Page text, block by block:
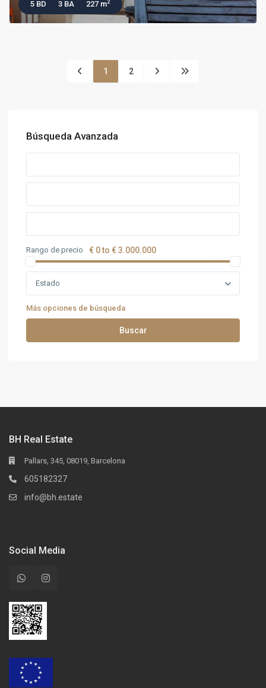
5 BD 3 BA 227 m2
1 2
Búsqueda Avanzada
Rango de precio € 0 to € 3.000.000
Estado
Más opciones de búsqueda
Buscar
BH Real Estate
Pallars, 345, 08019, Barcelona
605182327
info@bh.estate
Social Media